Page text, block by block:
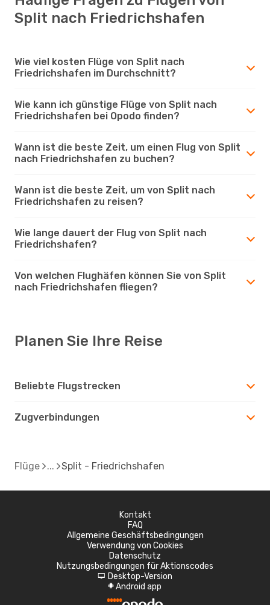
Split nach Friedrichshafen
Wie viel kosten Flüge von Split nach
Friedrichshafen im Durchschnitt?
Wie kann ich günstige Flüge von Split nach
Friedrichshafen bei Opodo finden?
Wann ist die beste Zeit, um einen Flug von Split
nach Friedrichshafen zu buchen?
Wann ist die beste Zeit, um von Split nach
Friedrichshafen zu reisen?
Wie lange dauert der Flug von Split nach
Friedrichshafen?
Von welchen Flughäfen können Sie von Split
nach Friedrichshafen fliegen?
Planen Sie Ihre Reise
Beliebte Flugstrecken
Zugverbindungen
Flüge Split - Friedrichshafen
Kontakt
FAQ
Allgemeine Geschäftsbedingungen
Verwendung von Cookies
Datenschutz
Nutzungsbedingungen für Aktionscodes
d Desktop-Version
A Android app